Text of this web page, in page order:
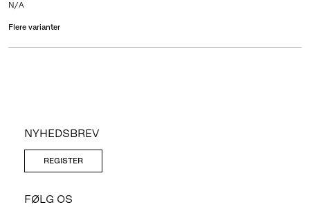
N/A
Flere varianter
NYHEDSBREV
REGISTER
FØLG OS